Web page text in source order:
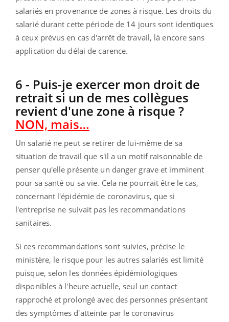
salariés en provenance de zones à risque. Les droits du
salarié durant cette période de 14 jours sont identiques
à ceux prévus en cas d'arrêt de travail, là encore sans
application du délai de carence.
6 - Puis-je exercer mon droit de
retrait si un de mes collègues
revient d'une zone à risque ?
NON, mais…
Un salarié ne peut se retirer de lui-même de sa
situation de travail que s'il a un motif raisonnable de
penser qu'elle présente un danger grave et imminent
pour sa santé ou sa vie. Cela ne pourrait être le cas,
concernant l'épidémie de coronavirus, que si
l'entreprise ne suivait pas les recommandations
sanitaires.
Si ces recommandations sont suivies, précise le
ministère, le risque pour les autres salariés est limité
puisque, selon les données épidémiologiques
disponibles à l'heure actuelle, seul un contact
rapproché et prolongé avec des personnes présentant
des symptômes d'atteinte par le coronavirus